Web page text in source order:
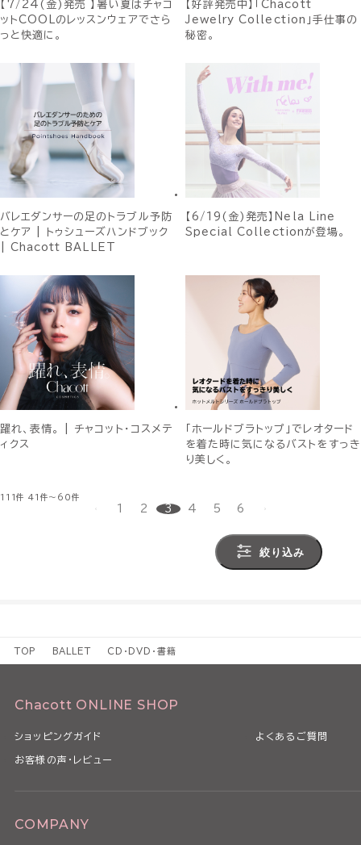
【7/24(金)発売 】暑い夏はチャコ
ットCOOLのレッスンウェアでさら
っと快適に。
【好評発売中】「Chacott
Jewelry Collection」手仕事の
秘密。
バレエダンサーの足のトラブル予防
とケア | トゥシューズハンドブック
| Chacott BALLET
【6/19(金)発売】Nela Line
Special Collectionが登場。
躍れ、表情。 | チャコット・コスメテ
ィクス
「ホールドブラトップ」でレオタード
を着た時に気になるバストをすっき
り美しく。
111件 41件～60件
1 2 3 4 5 6
絞り込み
TOP BALLET CD・DVD・書籍
Chacott ONLINE SHOP
ショッピングガイド よくあるご質問
お客様の声・レビュー
COMPANY